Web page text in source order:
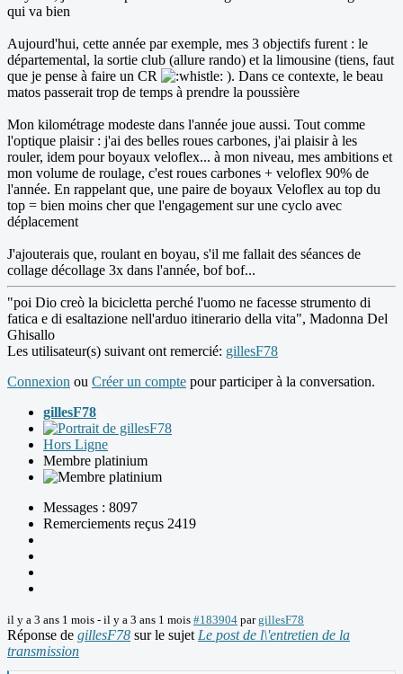
qui va bien
Aujourd'hui, cette année par exemple, mes 3 objectifs furent : le
départemental, la sortie club (allure rando) et la limousine (tiens, faut
que je pense à faire un CR
). Dans ce contexte, le beau
matos passerait trop de temps à prendre la poussière
Mon kilométrage modeste dans l'année joue aussi. Tout comme
l'optique plaisir : j'ai des belles roues carbones, j'ai plaisir à les
rouler, idem pour boyaux veloflex... à mon niveau, mes ambitions et
mon volume de roulage, c'est roues carbones + veloflex 90% de
l'année. En rappelant que, une paire de boyaux Veloflex au top du
top = bien moins cher que l'engagement sur une cyclo avec
déplacement
J'ajouterais que, roulant en boyau, s'il me fallait des séances de
collage décollage 3x dans l'année, bof bof...
"poi Dio creò la bicicletta perché l'uomo ne facesse strumento di
fatica e di esaltazione nell'arduo itinerario della vita", Madonna Del
Ghisallo
Les utilisateur(s) suivant ont remercié: gillesF78
Connexion ou Créer un compte pour participer à la conversation.
gillesF78
Hors Ligne
Membre platinium
Messages : 8097
Remerciements reçus 2419
il y a 3 ans 1 mois - il y a 3 ans 1 mois #183904 pargillesF78
Réponse de gillesF78 sur le sujet Le post de l\'entretien de la
transmission